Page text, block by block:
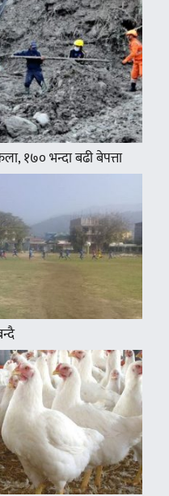
१७० भन्दा बढी बेपत्ता